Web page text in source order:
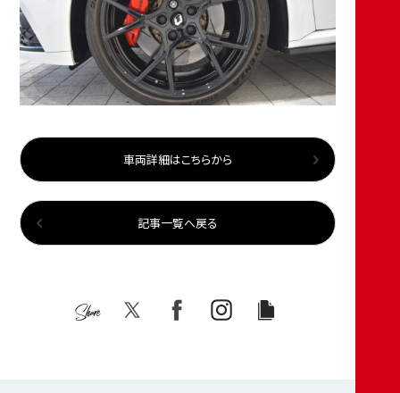
車両詳細はこちらから
記事一覧へ戻る
Share